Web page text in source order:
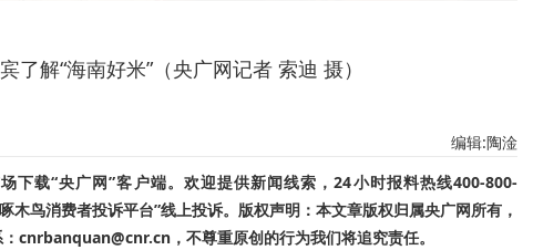
了解“海南好米”（央广网记者 索迪 摄）
编辑:陶淦
下载“央广网”客户端。欢迎提供新闻线索，24小时报料热线400-800-
木鸟消费者投诉平台”线上投诉。版权声明：本文章版权归属央广网所有，
cnrbanquan@cnr.cn，不尊重原创的行为我们将追究责任。